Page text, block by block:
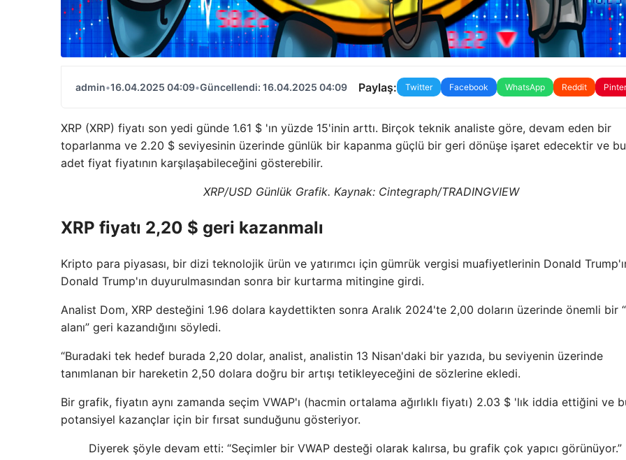
admin•16.04.2025 04:09•Güncellendi: 16.04.2025 04:09 Paylaş: Twitter Facebook WhatsApp Reddit
XRP (XRP) fiyatı son yedi günde 1.61 $ 'ın yüzde 15'inin arttı. Birçok teknik analiste göre, devam eden bir
toparlanma ve 2.20 $ seviyesinin üzerinde günlük bir kapanma güçlü bir geri dönüşe işaret edecektir ve
adet fiyat fiyatının karşılaşabileceğini gösterebilir.
XRP/USD Günlük Grafik. Kaynak: Cintegraph/TRADINGVIEW
XRP fiyatı 2,20 $ geri kazanmalı
Kripto para piyasası, bir dizi teknolojik ürün ve yatırımcı için gümrük vergisi muafiyetlerinin Donald
Donald Trump'ın duyurulmasından sonra bir kurtarma mitingine girdi.
Analist Dom, XRP desteğini 1.96 dolara kaydettikten sonra Aralık 2024'te 2,00 doların üzerinde önemli bir
alanı” geri kazandığını söyledi.
“Buradaki tek hedef burada 2,20 dolar, analist, analistin 13 Nisan'daki bir yazıda, bu seviyenin üzerinde
tanımlanan bir hareketin 2,50 dolara doğru bir artışı tetikleyeceğini de sözlerine ekledi.
Bir grafik, fiyatın aynı zamanda seçim VWAP'ı (hacmin ortalama ağırlıklı fiyatı) 2.03 $ 'lık iddia ettiğini ve
potansiyel kazançlar için bir fırsat sunduğunu gösteriyor.
Diyerek şöyle devam etti: “Seçimler bir VWAP desteği olarak kalırsa, bu grafik çok yapıcı görünüyor.”